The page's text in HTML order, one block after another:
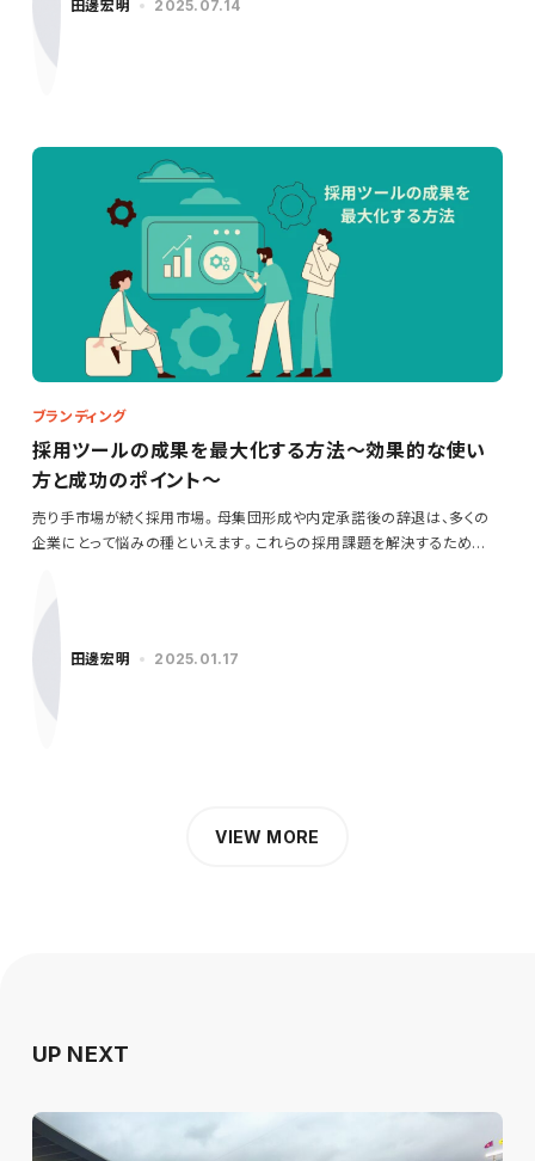
田邊宏明 2025.07.14
ブランディング
採用ツールの成果を最大化する方法～効果的な使い
方と成功のポイント～
売り手市場が続く採用市場。母集団形成や内定承諾後の辞退は、多くの
企業にとって悩みの種といえます。これらの採用課題を解決するため
田邊宏明 2025.01.17
VIEW MORE
UP NEXT